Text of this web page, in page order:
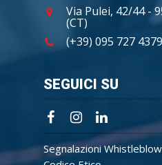
Via Pulei, 42/44 -
(CT)
(+39) 095 727 4379
SEGUICI SU
Segnalazioni